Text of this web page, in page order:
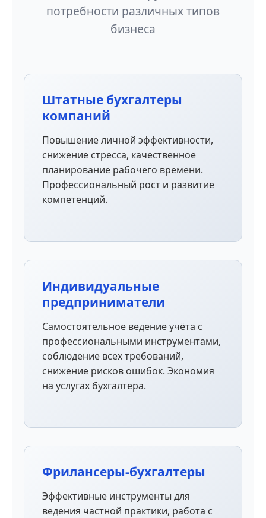
потребности различных типов
бизнеса
Штатные бухгалтеры
компаний
Повышение личной эффективности,
снижение стресса, качественное
планирование рабочего времени.
Профессиональный рост и развитие
компетенций.
Индивидуальные
предприниматели
Самостоятельное ведение учёта с
профессиональными инструментами,
соблюдение всех требований,
снижение рисков ошибок. Экономия
на услугах бухгалтера.
Фрилансеры-бухгалтеры
Эффективные инструменты для
ведения частной практики, работа с